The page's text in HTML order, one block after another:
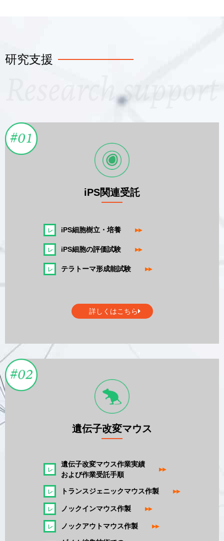
研究支援
iPS関連受託
iPS細胞樹立・培養▸▸
iPS細胞の評価試験▸▸
テラトーマ形成能試験▸▸
詳しくはこちら
遺伝子改変マウス
遺伝子改変マウス作業実績
および作業受託手順
▸▸
トランスジェニックマウス作製▸▸
ノックインマウス作製▸▸
ノックアウトマウス作製▸▸